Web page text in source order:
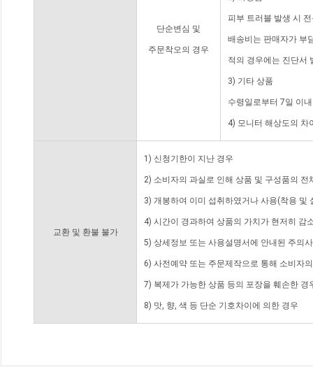
단순변심 및
주문착오의 경우
피부 트러블 발생 시
배송비는 판매자가 부
적의 경우에는 진단서
3) 기타 상품
수령일로부터 7일 이
4) 모니터 해상도의 차
교환 및 환불 불가
1) 신청기한이 지난 경우
2) 소비자의 과실로 인해 상품 및 구성품의
3) 개봉하여 이미 섭취하였거나 사용(착용 및
4) 시간이 경과하여 상품의 가치가 현저히 감
5) 상세정보 또는 사용설명서에 안내된 주의
6) 사전예약 또는 주문제작으로 통해 소비자
7) 복제가 가능한 상품 등의 포장을 훼손한 경
8) 맛, 향, 색 등 단순 기호차이에 의한 경우